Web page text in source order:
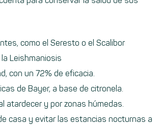
como el Seresto o el Scalibor
Leishmaniosis
con un 72% de eficacia.
de Bayer, a base de citronela.
atardecer y por zonas húmedas.
casa y evitar las estancias nocturnas a